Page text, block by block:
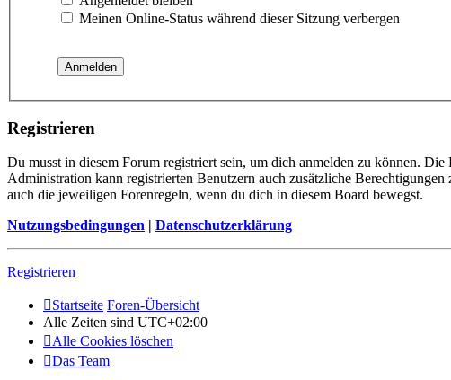
Meinen Online-Status während dieser Sitzung verbergen
Registrieren
Du musst in diesem Forum registriert sein, um dich anmelden zu können.
Administration kann registrierten Benutzern auch zusätzliche
auch die jeweiligen Forenregeln, wenn du dich in diesem Board bewegst.
Nutzungsbedingungen | Datenschutzerklärung
Registrieren
Startseite Foren-Übersicht
Alle Zeiten sind UTC+02:00
Alle Cookies löschen
Das Team